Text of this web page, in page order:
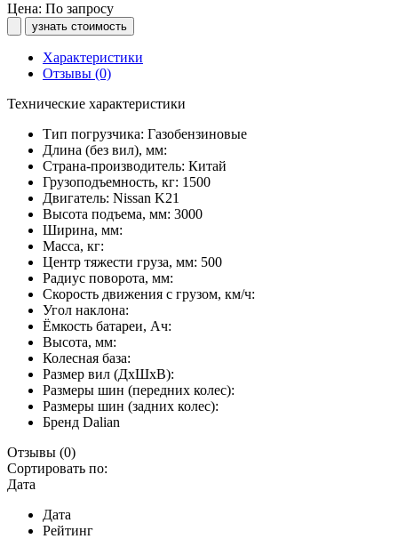
Цена: По запросу
узнать стоимость
Характеристики
Отзывы (0)
Технические характеристики
Тип погрузчика: Газобензиновые
Длина (без вил), мм:
Страна-производитель: Китай
Грузоподъемность, кг: 1500
Двигатель: Nissan K21
Высота подъема, мм: 3000
Ширина, мм:
Масса, кг:
Центр тяжести груза, мм: 500
Радиус поворота, мм:
Скорость движения с грузом, км/ч:
Угол наклона:
Ёмкость батареи, Ач:
Высота, мм:
Колесная база:
Размер вил (ДхШхВ):
Размеры шин (передних колес):
Размеры шин (задних колес):
Бренд Dalian
Отзывы (0)
Сортировать по:
Дата
Дата
Рейтинг